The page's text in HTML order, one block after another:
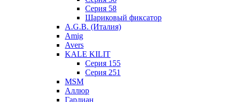
Серия 58
Шариковый фиксатор
A.G.B. (Италия)
Amig
Avers
KALE KILIT
Серия 155
Серия 251
MSM
Аллюр
Гардиан